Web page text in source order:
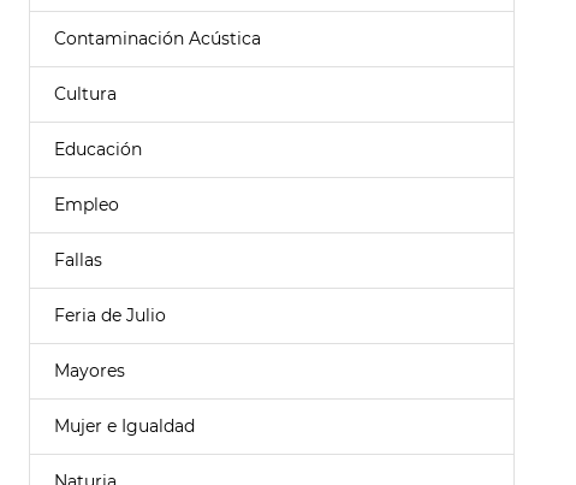
Contaminación Acústica
Cultura
Educación
Empleo
Fallas
Feria de Julio
Mayores
Mujer e Igualdad